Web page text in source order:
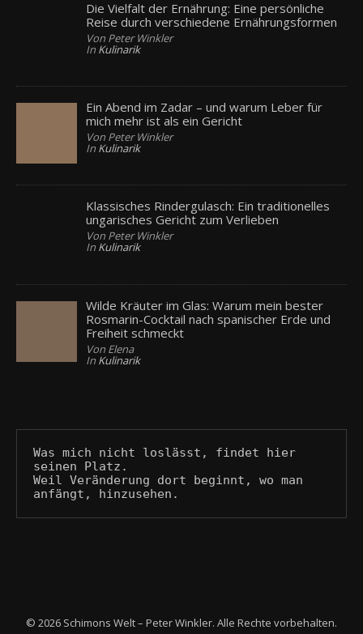
Die Vielfalt der Ernährung: Eine persönliche
Reise durch verschiedene Ernährungsformen
Von Peter Winkler
In Kulinarik
Ein Abend im Zadar – und warum Leber für
mich mehr ist als ein Gericht
Von Peter Winkler
In Kulinarik
Klassisches Rindergulasch: Ein traditionelles
ungarisches Gericht zum Verlieben
Von Peter Winkler
In Kulinarik
Wilde Kräuter im Glas: Warum mein bester
Rosmarin-Cocktail nach spanischer Erde und
Freiheit schmeckt
Von Elena
In Kulinarik
Was mich nicht loslässt, findet hier
seinen Platz.
Weil Veränderung dort beginnt, wo man
anfängt, hinzusehen.
© 2026 Schimons Welt – Peter Winkler. Alle Rechte vorbehalten.